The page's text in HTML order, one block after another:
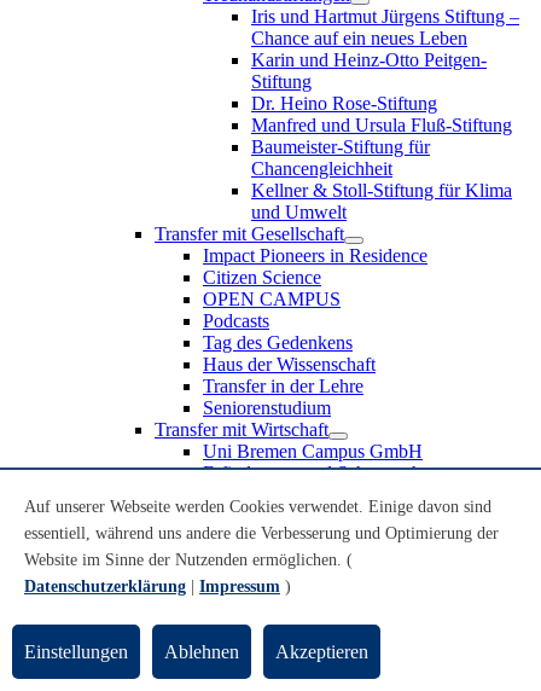
Iris und Hartmut Jürgens Stiftung –
Chance auf ein neues Leben
Karin und Heinz-Otto Peitgen-
Stiftung
Dr. Heino Rose-Stiftung
Manfred und Ursula Fluß-Stiftung
Baumeister-Stiftung für
Chancengleichheit
Kellner & Stoll-Stiftung für Klima
und Umwelt
Transfer mit Gesellschaft
Impact Pioneers in Residence
Citizen Science
OPEN CAMPUS
Podcasts
Tag des Gedenkens
Haus der Wissenschaft
Transfer in der Lehre
Seniorenstudium
Transfer mit Wirtschaft
Uni Bremen Campus GmbH
Erfindungen und Schutzrechte
Recruiting an der Universität Bremen
Weiterbildung an der Universität Bremen
Transfer mit Schule
Schülerinnen und Schüler
Schulklassen
Lehrkräfte
Gründungsunterstützung
Auf unserer Webseite werden Cookies verwendet. Einige davon sind
essentiell, während uns andere die Verbesserung und Optimierung der
Website im Sinne der Nutzenden ermöglichen. (
Datenschutzerklärung
Impressum )
Einstellungen Ablehnen Akzeptieren